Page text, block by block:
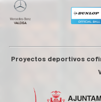
Proyectos deportivos